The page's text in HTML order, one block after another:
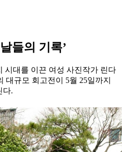
들의 기록’
시대를 이끈 여성 사진작가 린다
대규모 회고전이 5월 25일까지
다.